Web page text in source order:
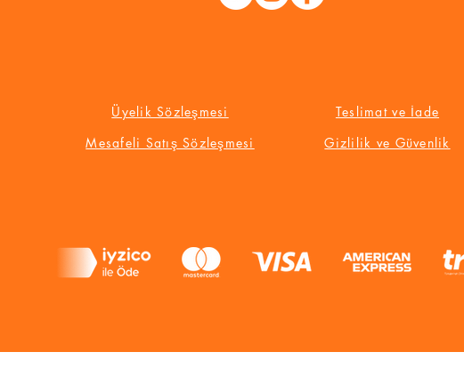
Üyelik Sözleşmesi
Mesafeli Satış Sözleşmesi
Teslimat ve İade
Gizlilik ve Güvenlik